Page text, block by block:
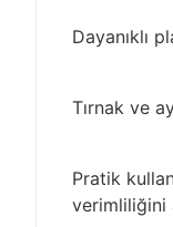
Dayanıklı
Tırnak ve
Pratik
verimliliğini